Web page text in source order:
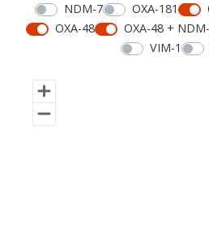
NDM-7
OXA-181
OXA-48
OXA-48 +
VIM-1